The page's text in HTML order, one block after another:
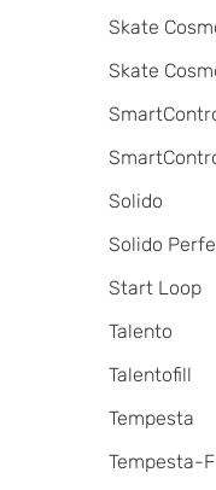
Skate
Skate
Solido
Solido
Start Loop
Talento
Talentofill
Tempesta
Tempesta-F